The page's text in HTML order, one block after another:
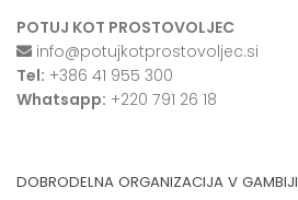
POTUJ KOT PROSTOVOLJEC
info@potujkotprostovoljec.si
Tel: +386 41 955 300
Whatsapp: +220 791 26 18
DOBRODELNA ORGANIZACIJA V GAMBIJI